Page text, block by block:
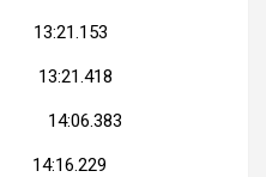
14:16.229